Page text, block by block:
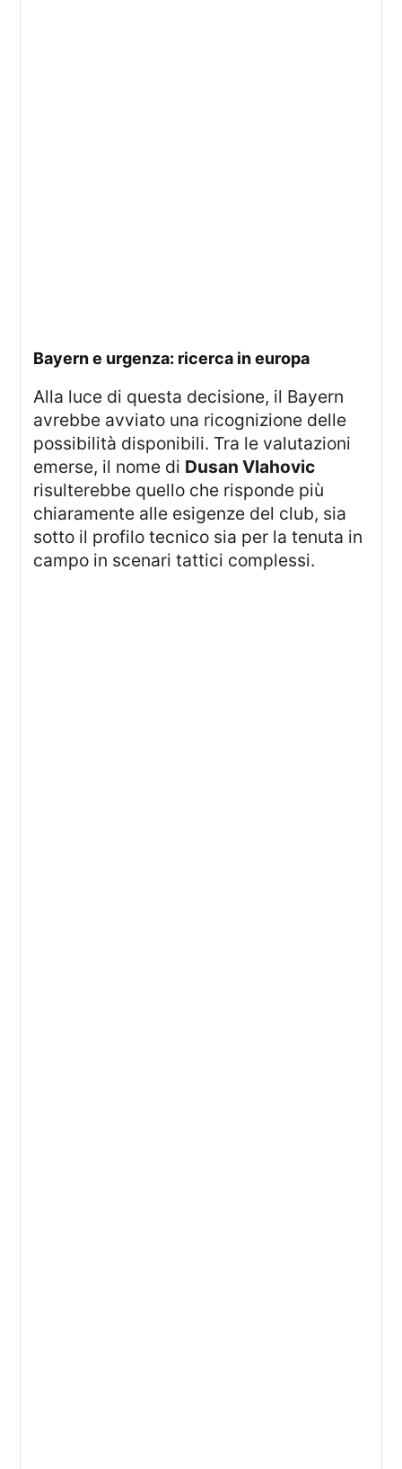
bayern e urgenza: ricerca in europa
Alla luce di questa decisione, il Bayern
avrebbe avviato una ricognizione delle
possibilità disponibili. Tra le valutazioni
emerse, il nome di Dusan Vlahovic
risulterebbe quello che risponde più
chiaramente alle esigenze del club, sia
sotto il profilo tecnico sia per la tenuta in
campo in scenari tattici complessi.